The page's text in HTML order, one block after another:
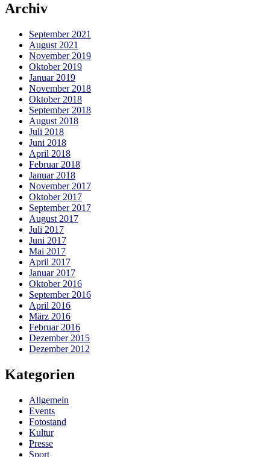
Archiv
September 2021
August 2021
November 2019
Oktober 2019
Januar 2019
November 2018
Oktober 2018
September 2018
August 2018
Juli 2018
Juni 2018
April 2018
Februar 2018
Januar 2018
November 2017
Oktober 2017
September 2017
August 2017
Juli 2017
Juni 2017
Mai 2017
April 2017
Januar 2017
Oktober 2016
September 2016
April 2016
März 2016
Februar 2016
Dezember 2015
Dezember 2012
Kategorien
Allgemein
Events
Fotostand
Kultur
Presse
Sport